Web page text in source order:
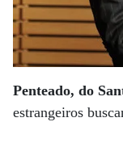
Penteado, do
estrangeiros